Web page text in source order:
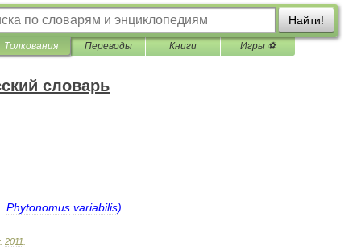
Найти!
Толкования Переводы Книги Игры ⚽
словарь
Phytonomus variabilis)
. 2011